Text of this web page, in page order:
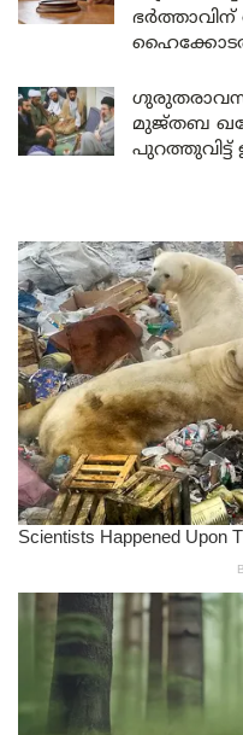
മുജ്തബ
പുറത്തുവിട്ട്